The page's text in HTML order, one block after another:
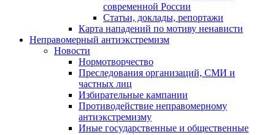
современной России
Статьи, доклады, репортажи
Карта нападений по мотиву ненависти
Неправомерный антиэкстремизм
Новости
Нормотворчество
Преследования организаций, СМИ и
частных лиц
Избирательные кампании
Противодействие неправомерному
антиэкстремизму
Иные государственные и общественные